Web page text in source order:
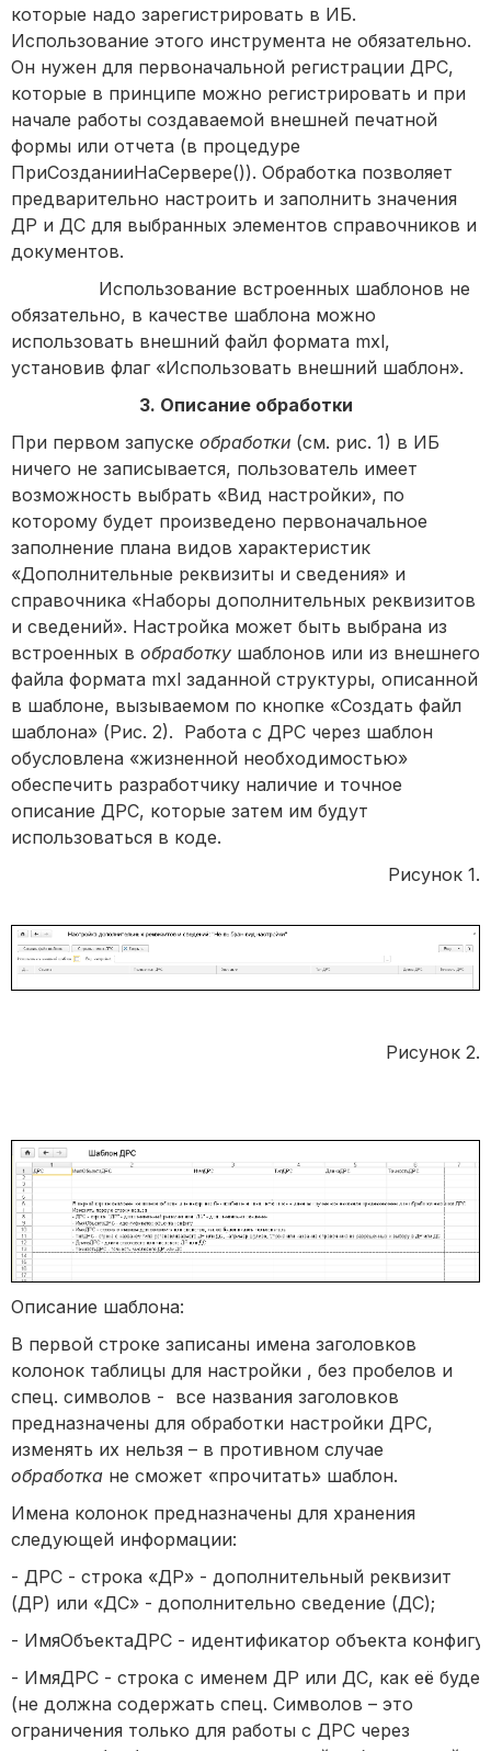
которые надо зарегистрировать в ИБ.
Использование этого инструмента не обязательно.
Он нужен для первоначальной регистрации ДРС,
которые в принципе можно регистрировать и при
начале работы создаваемой внешней печатной
формы или отчета (в процедуре
ПриСозданииНаСервере()). Обработка позволяет
предварительно настроить и заполнить значения
ДР и ДС для выбранных элементов справочников и
документов.
Использование встроенных шаблонов не
обязательно, в качестве шаблона можно
использовать внешний файл формата mxl,
установив флаг «Использовать внешний шаблон».
3. Описание обработки
При первом запуске обработки (см. рис. 1) в ИБ
ничего не записывается, пользователь имеет
возможность выбрать «Вид настройки», по
которому будет произведено первоначальное
заполнение плана видов характеристик
«Дополнительные реквизиты и сведения» и
справочника «Наборы дополнительных реквизитов
и сведений». Настройка может быть выбрана из
встроенных в обработку шаблонов или из внешнего
файла формата mxl заданной структуры, описанной
в шаблоне, вызываемом по кнопке «Создать файл
шаблона» (Рис. 2). Работа с ДРС через шаблон
обусловлена «жизненной необходимостью»
обеспечить разработчику наличие и точное
описание ДРС, которые затем им будут
использоваться в коде.
Рисунок 1.
Рисунок 2.
Описание шаблона:
В первой строке записаны имена заголовков
колонок таблицы для настройки , без пробелов и
спец. символов - все названия заголовков
предназначены для обработки настройки ДРС,
изменять их нельзя – в противном случае
обработка не сможет «прочитать» шаблон.
Имена колонок предназначены для хранения
следующей информации:
- ДРС - строка «ДР» - дополнительный реквизит
(ДР) или «ДС» - дополнительно сведение (ДС);
- ИмяОбъектаДРС - идентификатор объекта
- ИмяДРС - строка с именем ДР или ДС, как её будет
(не должна содержать спец. Символов – это
ограничения только для работы с ДРС через